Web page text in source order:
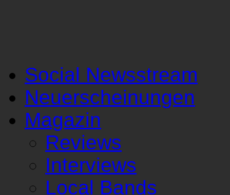
Social Newsstream
Neuerscheinungen
Magazin
Reviews
Interviews
Local Bands